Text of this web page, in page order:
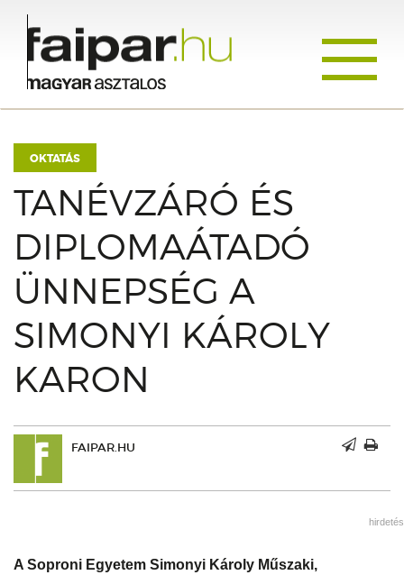
OKTATÁS
TANÉVZÁRÓ ÉS
DIPLOMAÁTADÓ
ÜNNEPSÉG A
SIMONYI KÁROLY
KARON
FAIPAR.HU
hirdetés
A Soproni Egyetem Simonyi Károly Műszaki,